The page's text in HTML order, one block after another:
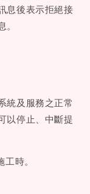
息後表示拒絕接
統及服務之正常
以停止、中斷提
時。